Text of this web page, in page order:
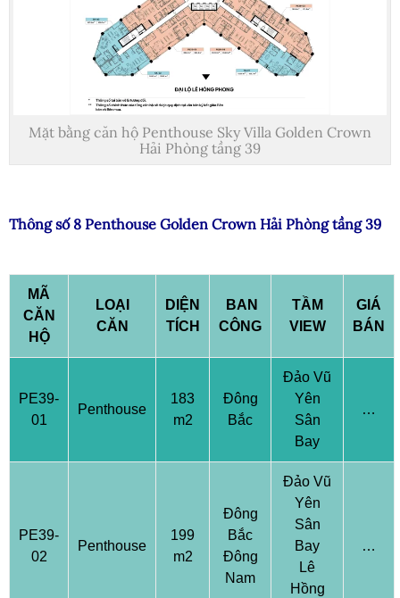
Mặt bằng căn hộ Penthouse Sky Villa Golden Crown
Hải Phòng tầng 39
Thông số 8 Penthouse Golden Crown Hải Phòng tầng 39
MÃ
CĂN
HỘ
LOẠI
CĂN
DIỆN
TÍCH
BAN
CÔNG
TẦM
VIEW
GIÁ
BÁN
PE39-
01
Penthouse
183
m2
Đông
Bắc
Đảo Vũ
Yên
Sân
Bay
…
PE39-
02
Penthouse
199
m2
Đông
Bắc
Đông
Nam
Đảo Vũ
Yên
Sân
Bay
Lê
Hồng
…